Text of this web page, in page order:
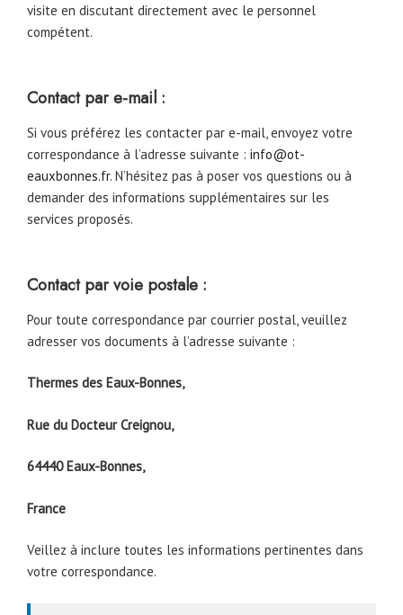
visite en discutant directement avec le personnel
compétent.
Contact par e-mail :
Si vous préférez les contacter par e-mail, envoyez votre
correspondance à l’adresse suivante : info@ot-
eauxbonnes.fr. N’hésitez pas à poser vos questions ou à
demander des informations supplémentaires sur les
services proposés.
Contact par voie postale :
Pour toute correspondance par courrier postal, veuillez
adresser vos documents à l’adresse suivante :
Thermes des Eaux-Bonnes,
Rue du Docteur Creignou,
64440 Eaux-Bonnes,
France
Veillez à inclure toutes les informations pertinentes dans
votre correspondance.